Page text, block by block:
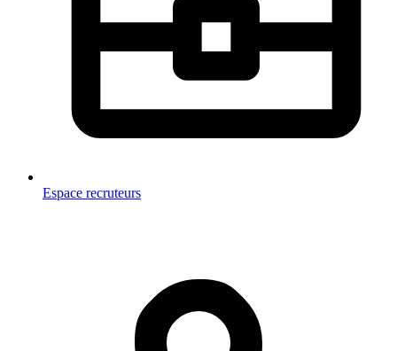
Espace recruteurs